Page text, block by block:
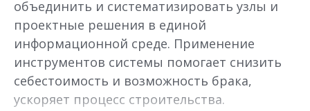
объединить и систематизировать узлы и
проектные решения в единой
информационной среде. Применение
инструментов системы помогает снизить
себестоимость и возможность брака,
ускоряет процесс строительства.